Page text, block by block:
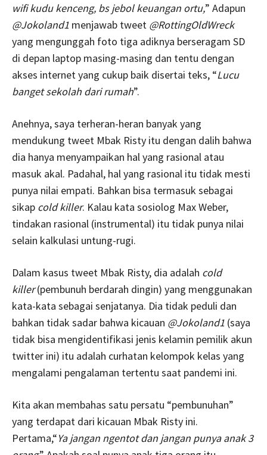
wifi kudu kenceng, bs jebol keuangan ortu,” Adapun
@Jokoland1 menjawab tweet @RottingOldWreck
yang mengunggah foto tiga adiknya berseragam SD
di depan laptop masing-masing dan tentu dengan
akses internet yang cukup baik disertai teks, “Lucu
banget sekolah dari rumah”.
Anehnya, saya terheran-heran banyak yang
mendukung tweet Mbak Risty itu dengan dalih bahwa
dia hanya menyampaikan hal yang rasional atau
masuk akal. Padahal, hal yang rasional itu tidak mesti
punya nilai empati. Bahkan bisa termasuk sebagai
sikap cold killer. Kalau kata sosiolog Max Weber,
tindakan rasional (instrumental) itu tidak punya nilai
selain kalkulasi untung-rugi.
Dalam kasus tweet Mbak Risty, dia adalah cold
killer(pembunuh berdarah dingin) yang menggunakan
kata-kata sebagai senjatanya. Dia tidak peduli dan
bahkan tidak sadar bahwa kicauan @Jokoland1 (saya
tidak bisa mengidentifikasi jenis kelamin pemilik akun
twitter ini) itu adalah curhatan kelompok kelas yang
mengalami pengalaman tertentu saat pandemi ini.
Kita akan membahas satu persatu “pembunuhan”
yang terdapat dari kicauan Mbak Risty ini.
Pertama,“Ya jangan ngentot dan jangan punya anak 3